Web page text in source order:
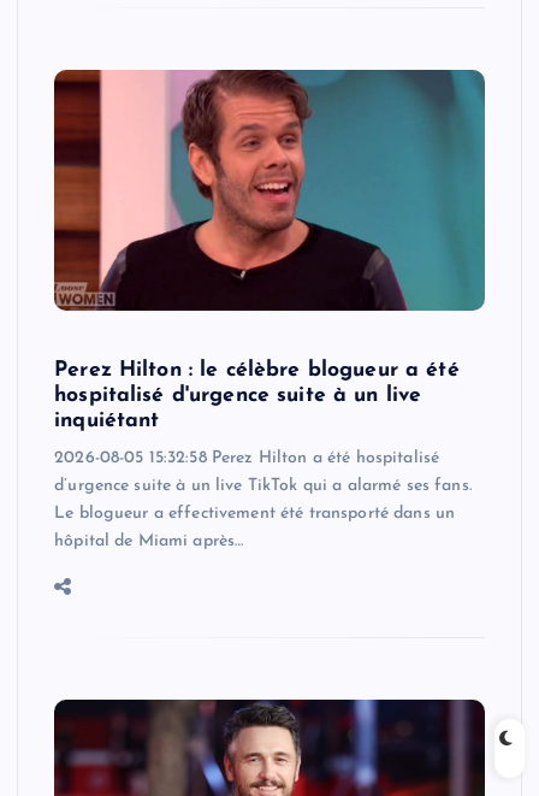
Perez Hilton : le célèbre blogueur a été
hospitalisé d'urgence suite à un live
inquiétant
2026-08-05 15:32:58 Perez Hilton a été hospitalisé
d’urgence suite à un live TikTok qui a alarmé ses fans.
Le blogueur a effectivement été transporté dans un
hôpital de Miami après…